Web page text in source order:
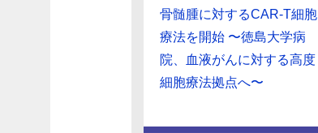
骨髄腫に対するCAR-T細胞
療法を開始 〜徳島大学病
院、血液がんに対する高度
細胞療法拠点へ〜